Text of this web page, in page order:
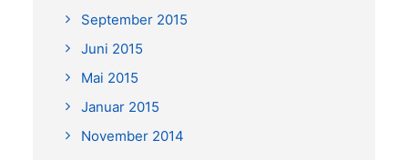
September 2015
Juni 2015
Mai 2015
Januar 2015
November 2014